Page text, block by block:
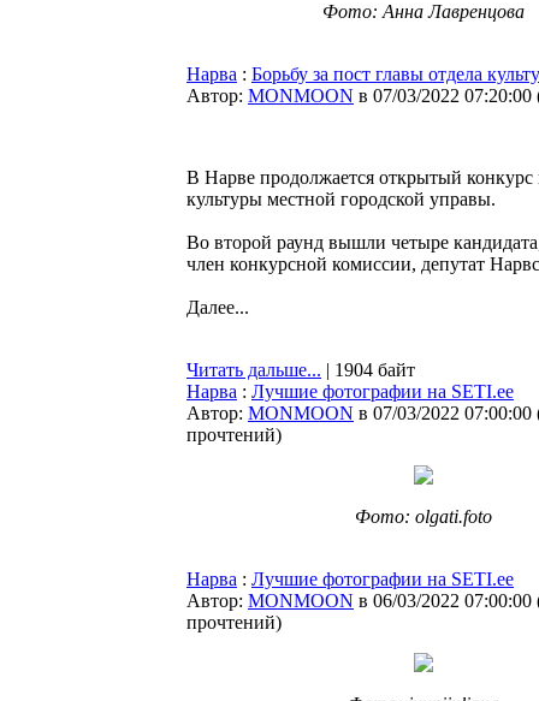
Фото: Анна Лавренцова
Нарва : Борьбу за пост главы отдела
Автор: MONMOON в 07/03/2022 07:20:00
В Нарве продолжается открытый конкурс
культуры местной городской управы.
Во второй раунд вышли четыре
член конкурсной комиссии, депутат
Далее...
Читать дальше... | 1904 байт
Нарва : Лучшие фотографии на SETI.ee
Автор: MONMOON в 07/03/2022 07:00:00
прочтений)
Фото: olgati.foto
Нарва : Лучшие фотографии на SETI.ee
Автор: MONMOON в 06/03/2022 07:00:00
прочтений)